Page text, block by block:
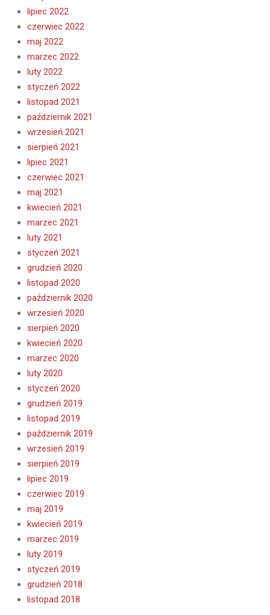
lipiec 2022
czerwiec 2022
maj 2022
marzec 2022
luty 2022
styczeń 2022
listopad 2021
październik 2021
wrzesień 2021
sierpień 2021
lipiec 2021
czerwiec 2021
maj 2021
kwiecień 2021
marzec 2021
luty 2021
styczeń 2021
grudzień 2020
listopad 2020
październik 2020
wrzesień 2020
sierpień 2020
kwiecień 2020
marzec 2020
luty 2020
styczeń 2020
grudzień 2019
listopad 2019
październik 2019
wrzesień 2019
sierpień 2019
lipiec 2019
czerwiec 2019
maj 2019
kwiecień 2019
marzec 2019
luty 2019
styczeń 2019
grudzień 2018
listopad 2018